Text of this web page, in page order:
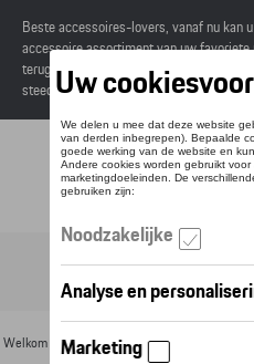
Beste accessoires-lovers, vanaf nu kan
accessoire assortiment van uw favoriete
terugvinden in de online catalogus. Deze
steeds besteld worden via uw dealer.
Welkom >Voor u >Voor kinderen